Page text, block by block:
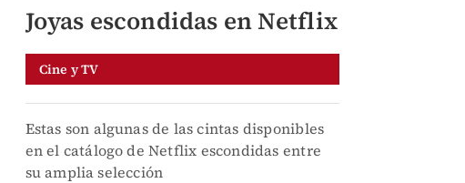
Joyas escondidas en Netflix
Cine y TV
Estas son algunas de las cintas disponibles
en el catálogo de Netflix escondidas entre
su amplia selección